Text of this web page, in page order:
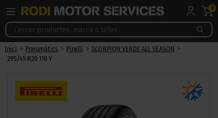
0
Inici > Pneumàtics > Pirelli > SCORPION VERDE ALL SEASON >
295/45 R20 110 Y